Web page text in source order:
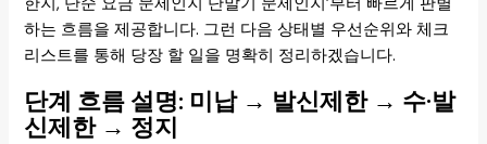
하는 흐름을 제공합니다. 그런 다음 상태별 우선순위와 체크
리스트를 통해 당장 할 일을 명확히 정리하겠습니다.
단계 흐름 설명: 미납 → 발신제한 → 수·발
신제한 → 정지